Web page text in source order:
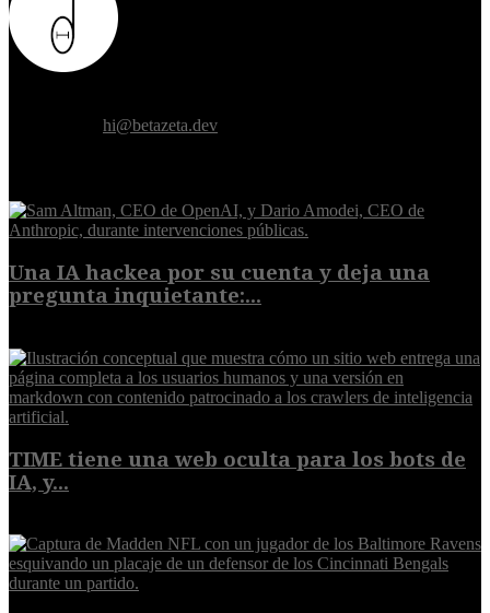
hi@betazeta.dev
Una IA hackea por su cuenta y deja una
pregunta inquietante:...
TIME tiene una web oculta para los bots de
IA, y...